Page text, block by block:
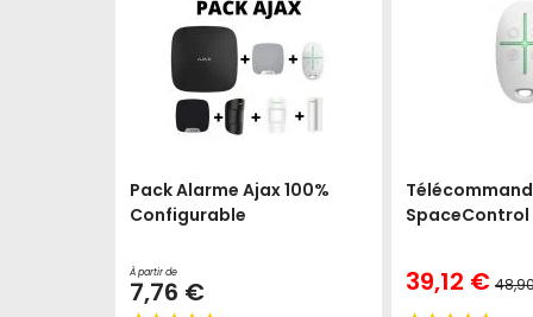
Pack Alarme Ajax 100%
Configurable
À partir de
7,76 €
SpaceControl
Prix
Spécial
39,12 €
normal